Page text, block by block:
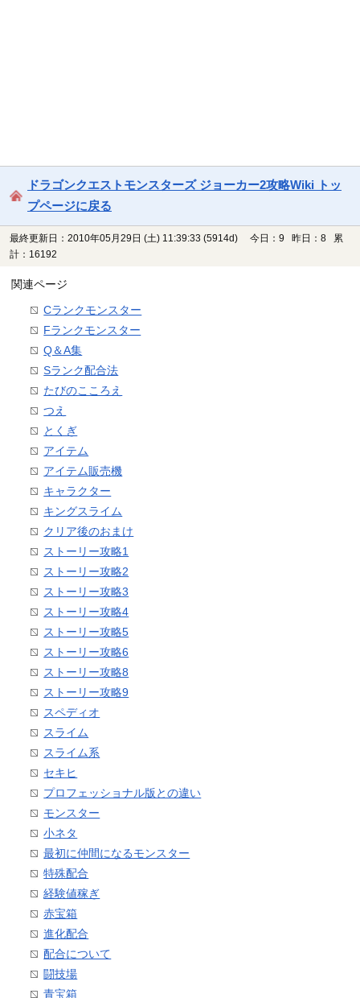
ドラゴンクエストモンスターズ ジョーカー2攻略Wiki トッ
プページに戻る
最終更新日：2010年05月29日 (土) 11:39:33 (5914d)
今日：9 昨日：8 累
計：16192
関連ページ
Cランクモンスター
Fランクモンスター
Q＆A集
Sランク配合法
たびのこころえ
つえ
とくぎ
アイテム
アイテム販売機
キャラクター
キングスライム
クリア後のおまけ
ストーリー攻略1
ストーリー攻略2
ストーリー攻略3
ストーリー攻略4
ストーリー攻略5
ストーリー攻略6
ストーリー攻略8
ストーリー攻略9
スペディオ
スライム
スライム系
セキヒ
プロフェッショナル版との違い
モンスター
小ネタ
最初に仲間になるモンスター
特殊配合
経験値稼ぎ
赤宝箱
進化配合
配合について
闘技場
青宝箱